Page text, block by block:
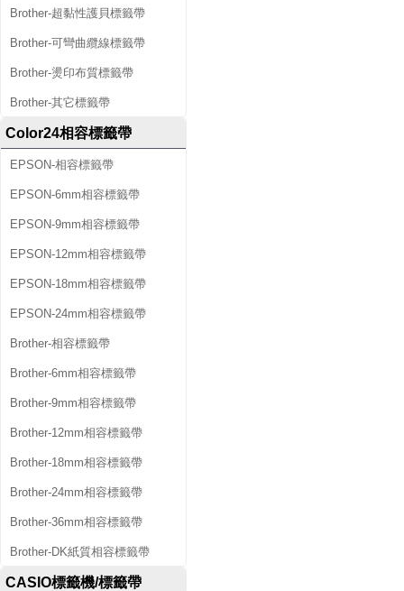
Brother-超黏性護貝標籤帶
Brother-可彎曲纜線標籤帶
Brother-燙印布質標籤帶
Brother-其它標籤帶
Color24相容標籤帶
EPSON-相容標籤帶
EPSON-6mm相容標籤帶
EPSON-9mm相容標籤帶
EPSON-12mm相容標籤帶
EPSON-18mm相容標籤帶
EPSON-24mm相容標籤帶
Brother-相容標籤帶
Brother-6mm相容標籤帶
Brother-9mm相容標籤帶
Brother-12mm相容標籤帶
Brother-18mm相容標籤帶
Brother-24mm相容標籤帶
Brother-36mm相容標籤帶
Brother-DK紙質相容標籤帶
CASIO標籤機/標籤帶